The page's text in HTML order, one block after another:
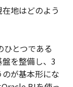
地はどのよう
とつである
盤を整備し、3
が基本形にな